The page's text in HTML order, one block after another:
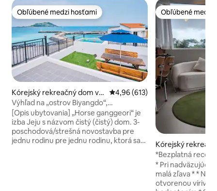
Obľúbené medzi hosťami
Obľúbené medzi hosťami
Kórejský rekreačný dom v
meste Hallim-eub, Cheju
Priemerné ohodnotenie 4,96 z
4,96 (613)
Výhľad na „ostrov Biyangdo“,
„smaragdové more“, „pláž Hyeopjae“ / 3.
poschodie, strešná terasa, súkromný
dom „Malgang-gori Hyeopjae“
[Opis ubytovania] „Horse ganggeori“ je
izba Jeju s názvom čistý (čistý) dom. 3-
poschodová/strešná novostavba pre
jednu rodinu pre jednu rodinu, ktorá sa
Obľúbené medzi
Obľúbené medzi
Kórejský
te Jeju-si
*Bezplatná
dvojpodlažný typ,
ubytovanie
* Pri
malá zľava * * Nové podujatie s
otvorenou